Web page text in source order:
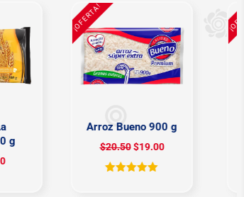
¡OFERTA!
Arroz Bueno 900 g
20.50$19.00